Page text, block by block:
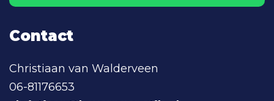
Contact
Christiaan van Walderveen
06-81176653